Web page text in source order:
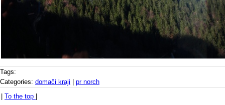
Tags:
Categories: domači kraji
pr norch
To the top